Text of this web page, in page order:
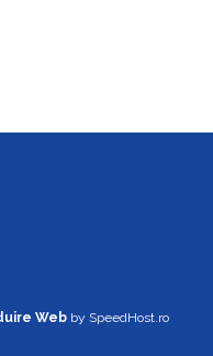
Web by SpeedHost.ro